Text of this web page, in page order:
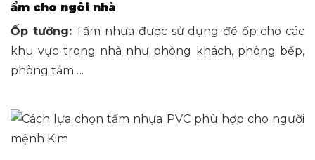
ẩm cho ngôi nhà
Ốp tường:Tấm nhựa được sử dụng để ốp cho các
khu vực trong nhà như phòng khách, phòng bếp,
phòng tắm….